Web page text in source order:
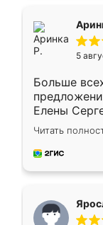
5
Больше
Елены
короткие
для замера
предложил
Читать